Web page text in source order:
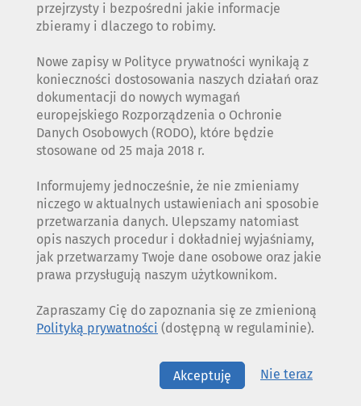
przejrzysty i bezpośredni jakie informacje
zbieramy i dlaczego to robimy.
Nowe zapisy w Polityce prywatności wynikają z
konieczności dostosowania naszych działań oraz
dokumentacji do nowych wymagań
europejskiego Rozporządzenia o Ochronie
Danych Osobowych (RODO), które będzie
stosowane od 25 maja 2018 r.
Informujemy jednocześnie, że nie zmieniamy
niczego w aktualnych ustawieniach ani sposobie
przetwarzania danych. Ulepszamy natomiast
opis naszych procedur i dokładniej wyjaśniamy,
jak przetwarzamy Twoje dane osobowe oraz jakie
prawa przysługują naszym użytkownikom.
Zapraszamy Cię do zapoznania się ze zmienioną
Polityką prywatności (dostępną w regulaminie).
Akceptuję Nie teraz